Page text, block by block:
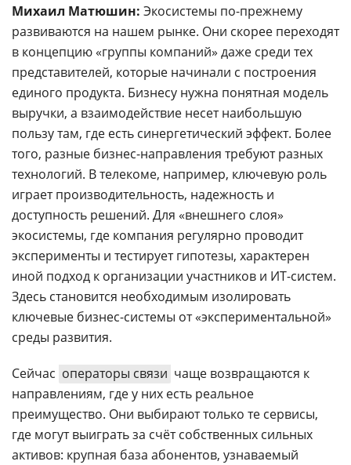
Михаил Матюшин: Экосистемы по-прежнему
развиваются на нашем рынке. Они скорее переходят
в концепцию «группы компаний» даже среди тех
представителей, которые начинали с построения
единого продукта. Бизнесу нужна понятная модель
выручки, а взаимодействие несет наибольшую
пользу там, где есть синергетический эффект. Более
того, разные бизнес-направления требуют разных
технологий. В телекоме, например, ключевую роль
играет производительность, надежность и
доступность решений. Для «внешнего слоя»
экосистемы, где компания регулярно проводит
эксперименты и тестирует гипотезы, характерен
иной подход к организации участников и ИТ-систем.
Здесь становится необходимым изолировать
ключевые бизнес-системы от «экспериментальной»
среды развития.
Сейчас операторы связи чаще возвращаются к
направлениям, где у них есть реальное
преимущество. Они выбирают только те сервисы,
где могут выиграть за счёт собственных сильных
активов: крупная база абонентов, узнаваемый